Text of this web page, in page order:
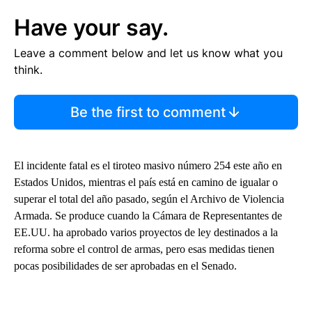
Have your say.
Leave a comment below and let us know what you
think.
Be the first to comment
El incidente fatal es el tiroteo masivo número 254 este año en
Estados Unidos, mientras el país está en camino de igualar o
superar el total del año pasado, según el Archivo de Violencia
Armada. Se produce cuando la Cámara de Representantes de
EE.UU. ha aprobado varios proyectos de ley destinados a la
reforma sobre el control de armas, pero esas medidas tienen
pocas posibilidades de ser aprobadas en el Senado.